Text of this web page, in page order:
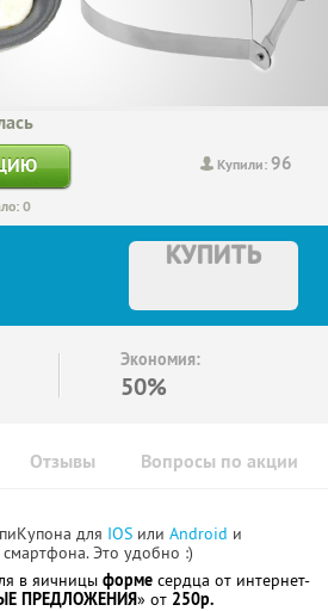
Купили:96
0
КУПИТЬ
Экономия:
50%
Отзывы Вопросы по акции
для IOS или Android и
Это удобно :)
в яичницы форме сердца от интернет-
ПРЕДЛОЖЕНИЯ» от 250р.